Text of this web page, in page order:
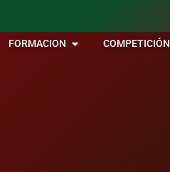
FORMACION COMPETICIÓN